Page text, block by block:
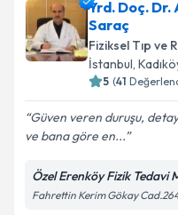
Yrd. Doç.
Saraç
Fiziksel Tıp ve
İstanbul,
5 (41
Güven veren duruşu,
ve bana göre en...
Özel Erenköy Fizik Tedavi
Fahrettin Kerim Gökay